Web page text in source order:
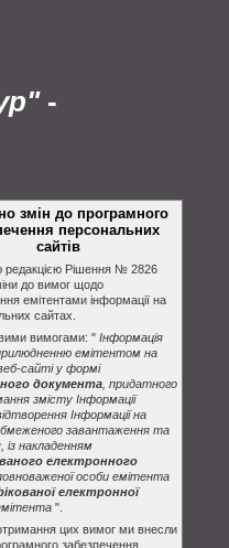
-
змін до програмного
персональних
сайтів
редакцією Рішення № 2826
до вимог щодо
емітентами інформації на
сайтах.
вимогами: " Інформація
емітентом на
сайті у формі
документа , придатного
змісту Інформації
Інформації на
завантаження та
із накладенням
електронного
особи емітента
електронної
".
цих вимог ми внесли
забезпечення